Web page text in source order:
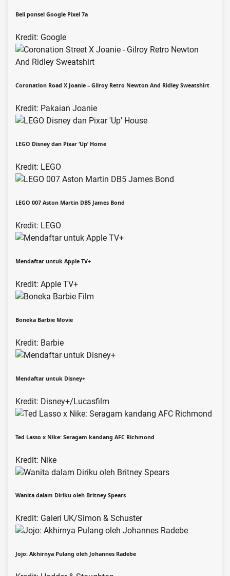
Beli ponsel Google Pixel 7a
Kredit: Google
Coronation Road X Joanie – Gilroy Retro Newton And Ridley Sweatshirt
Kredit: Pakaian Joanie
LEGO Disney dan Pixar ‘Up’ Home
Kredit: LEGO
LEGO 007 Aston Martin DB5 James Bond
Kredit: LEGO
Mendaftar untuk Apple TV+
Kredit: Apple TV+
Boneka Barbie Movie
Kredit: Barbie
Mendaftar untuk Disney+
Kredit: Disney+/Lucasfilm
Ted Lasso x Nike: Seragam kandang AFC Richmond
Kredit: Nike
Wanita dalam Diriku oleh Britney Spears
Kredit: Galeri UK/Simon & Schuster
Jojo: Akhirnya Pulang oleh Johannes Radebe